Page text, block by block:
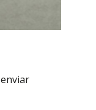
enviar